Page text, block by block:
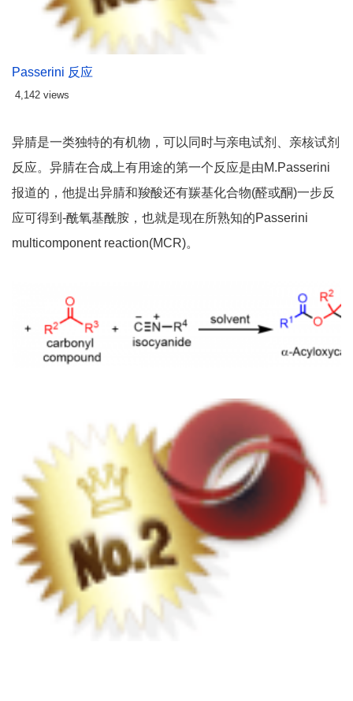
Passerini 反应
4,142 views
异腈是一类独特的有机物，可以同时与亲电试剂、亲核试剂
反应。异腈在合成上有用途的第一个反应是由M.Passerini
报道的，他提出异腈和羧酸还有羰基化合物(醛或酮)一步反
应可得到-酰氧基酰胺，也就是现在所熟知的Passerini
multicomponent reaction(MCR)。